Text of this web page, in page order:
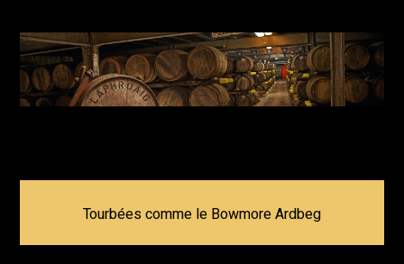
Tourbées comme le Bowmore Ardbeg